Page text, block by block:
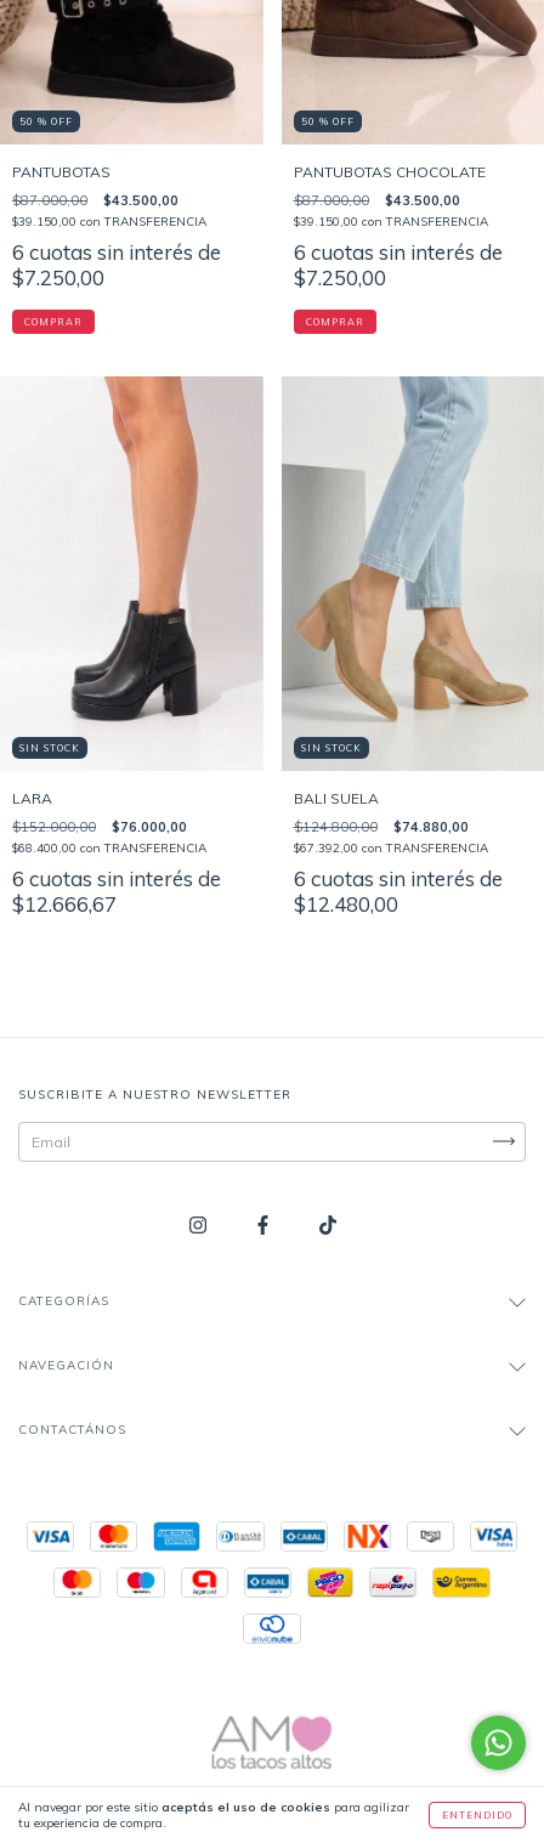
Al navegar por este sitio aceptás el uso de cookies para agilizar
tu experiencia de compra.
ENTENDIDO
50 % OFF
PANTUBOTAS
$87.000,00 $43.500,00
$39.150,00 con TRANSFERENCIA
6 cuotas sin interés de
$7.250,00
COMPRAR
50 % OFF
PANTUBOTAS CHOCOLATE
$87.000,00 $43.500,00
$39.150,00 con TRANSFERENCIA
6 cuotas sin interés de
$7.250,00
COMPRAR
SIN STOCK
LARA
$152.000,00 $76.000,00
$68.400,00 con TRANSFERENCIA
6 cuotas sin interés de
$12.666,67
SIN STOCK
BALI SUELA
$124.800,00 $74.880,00
$67.392,00 con TRANSFERENCIA
6 cuotas sin interés de
$12.480,00
SUSCRIBITE A NUESTRO NEWSLETTER
CATEGORÍAS
NAVEGACIÓN
CONTACTÁNOS